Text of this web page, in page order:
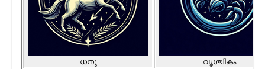
ധനു വൃശ്ചികം